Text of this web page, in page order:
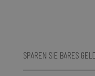
SPAREN SIE BARES